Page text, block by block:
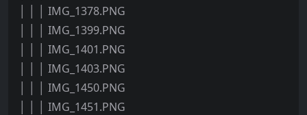
│ │ │ IMG_1378.PNG
│ │ │ IMG_1399.PNG
│ │ │ IMG_1401.PNG
│ │ │ IMG_1403.PNG
│ │ │ IMG_1450.PNG
│ │ │ IMG_1451.PNG